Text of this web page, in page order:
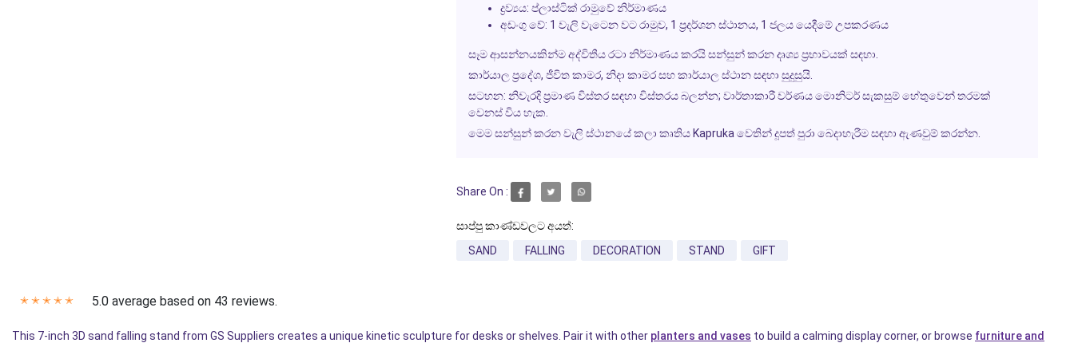
ද්‍රව්‍යය: ප්ලාස්ටික් රාමුවේ නිර්මාණය
අඩංගු වේ: 1 වැලි වැටෙන වට රාමුව, 1 ප්‍රදර්ශන ස්ථානය, 1 ජලය යෙදීමේ උපකරණය
සෑම ආසන්නයකින්ම අද්විතීය රටා නිර්මාණය කරයි සන්සුන් කරන දෘශ්‍ය ප්‍රභාවයක් සඳහා.
කාර්යාල ප්‍රදේශ, ජීවිත කාමර, නිදා කාමර සහ කාර්යාල ස්ථාන සඳහා සුදුසුයි.
සටහන: නිවැරදි ප්‍රමාණ විස්තර සඳහා විස්තරය බලන්න; වාර්තාකාරී වර්ණය මොනිටර් සැකසුම් හේතුවෙන් තරමක්
වෙනස් විය හැක.
මෙම සන්සුන් කරන වැලි ස්ථානයේ කලා කෘතිය Kapruka වෙතින් දූපත් පුරා බෙදාහැරීම සඳහා ඇණවුම් කරන්න.
Share On :
සාප්පු කාණ්ඩවලට අයත්:
SAND
FALLING DECORATION STAND GIFT
✭ ✭ ✭ ✭ ✭ 5.0 average based on 43 reviews.
This 7-inch 3D sand falling stand from GS Suppliers creates a unique kinetic sculpture for desks or shelves. Pair it with other planters and vases to build a calming display corner, or browse furniture and